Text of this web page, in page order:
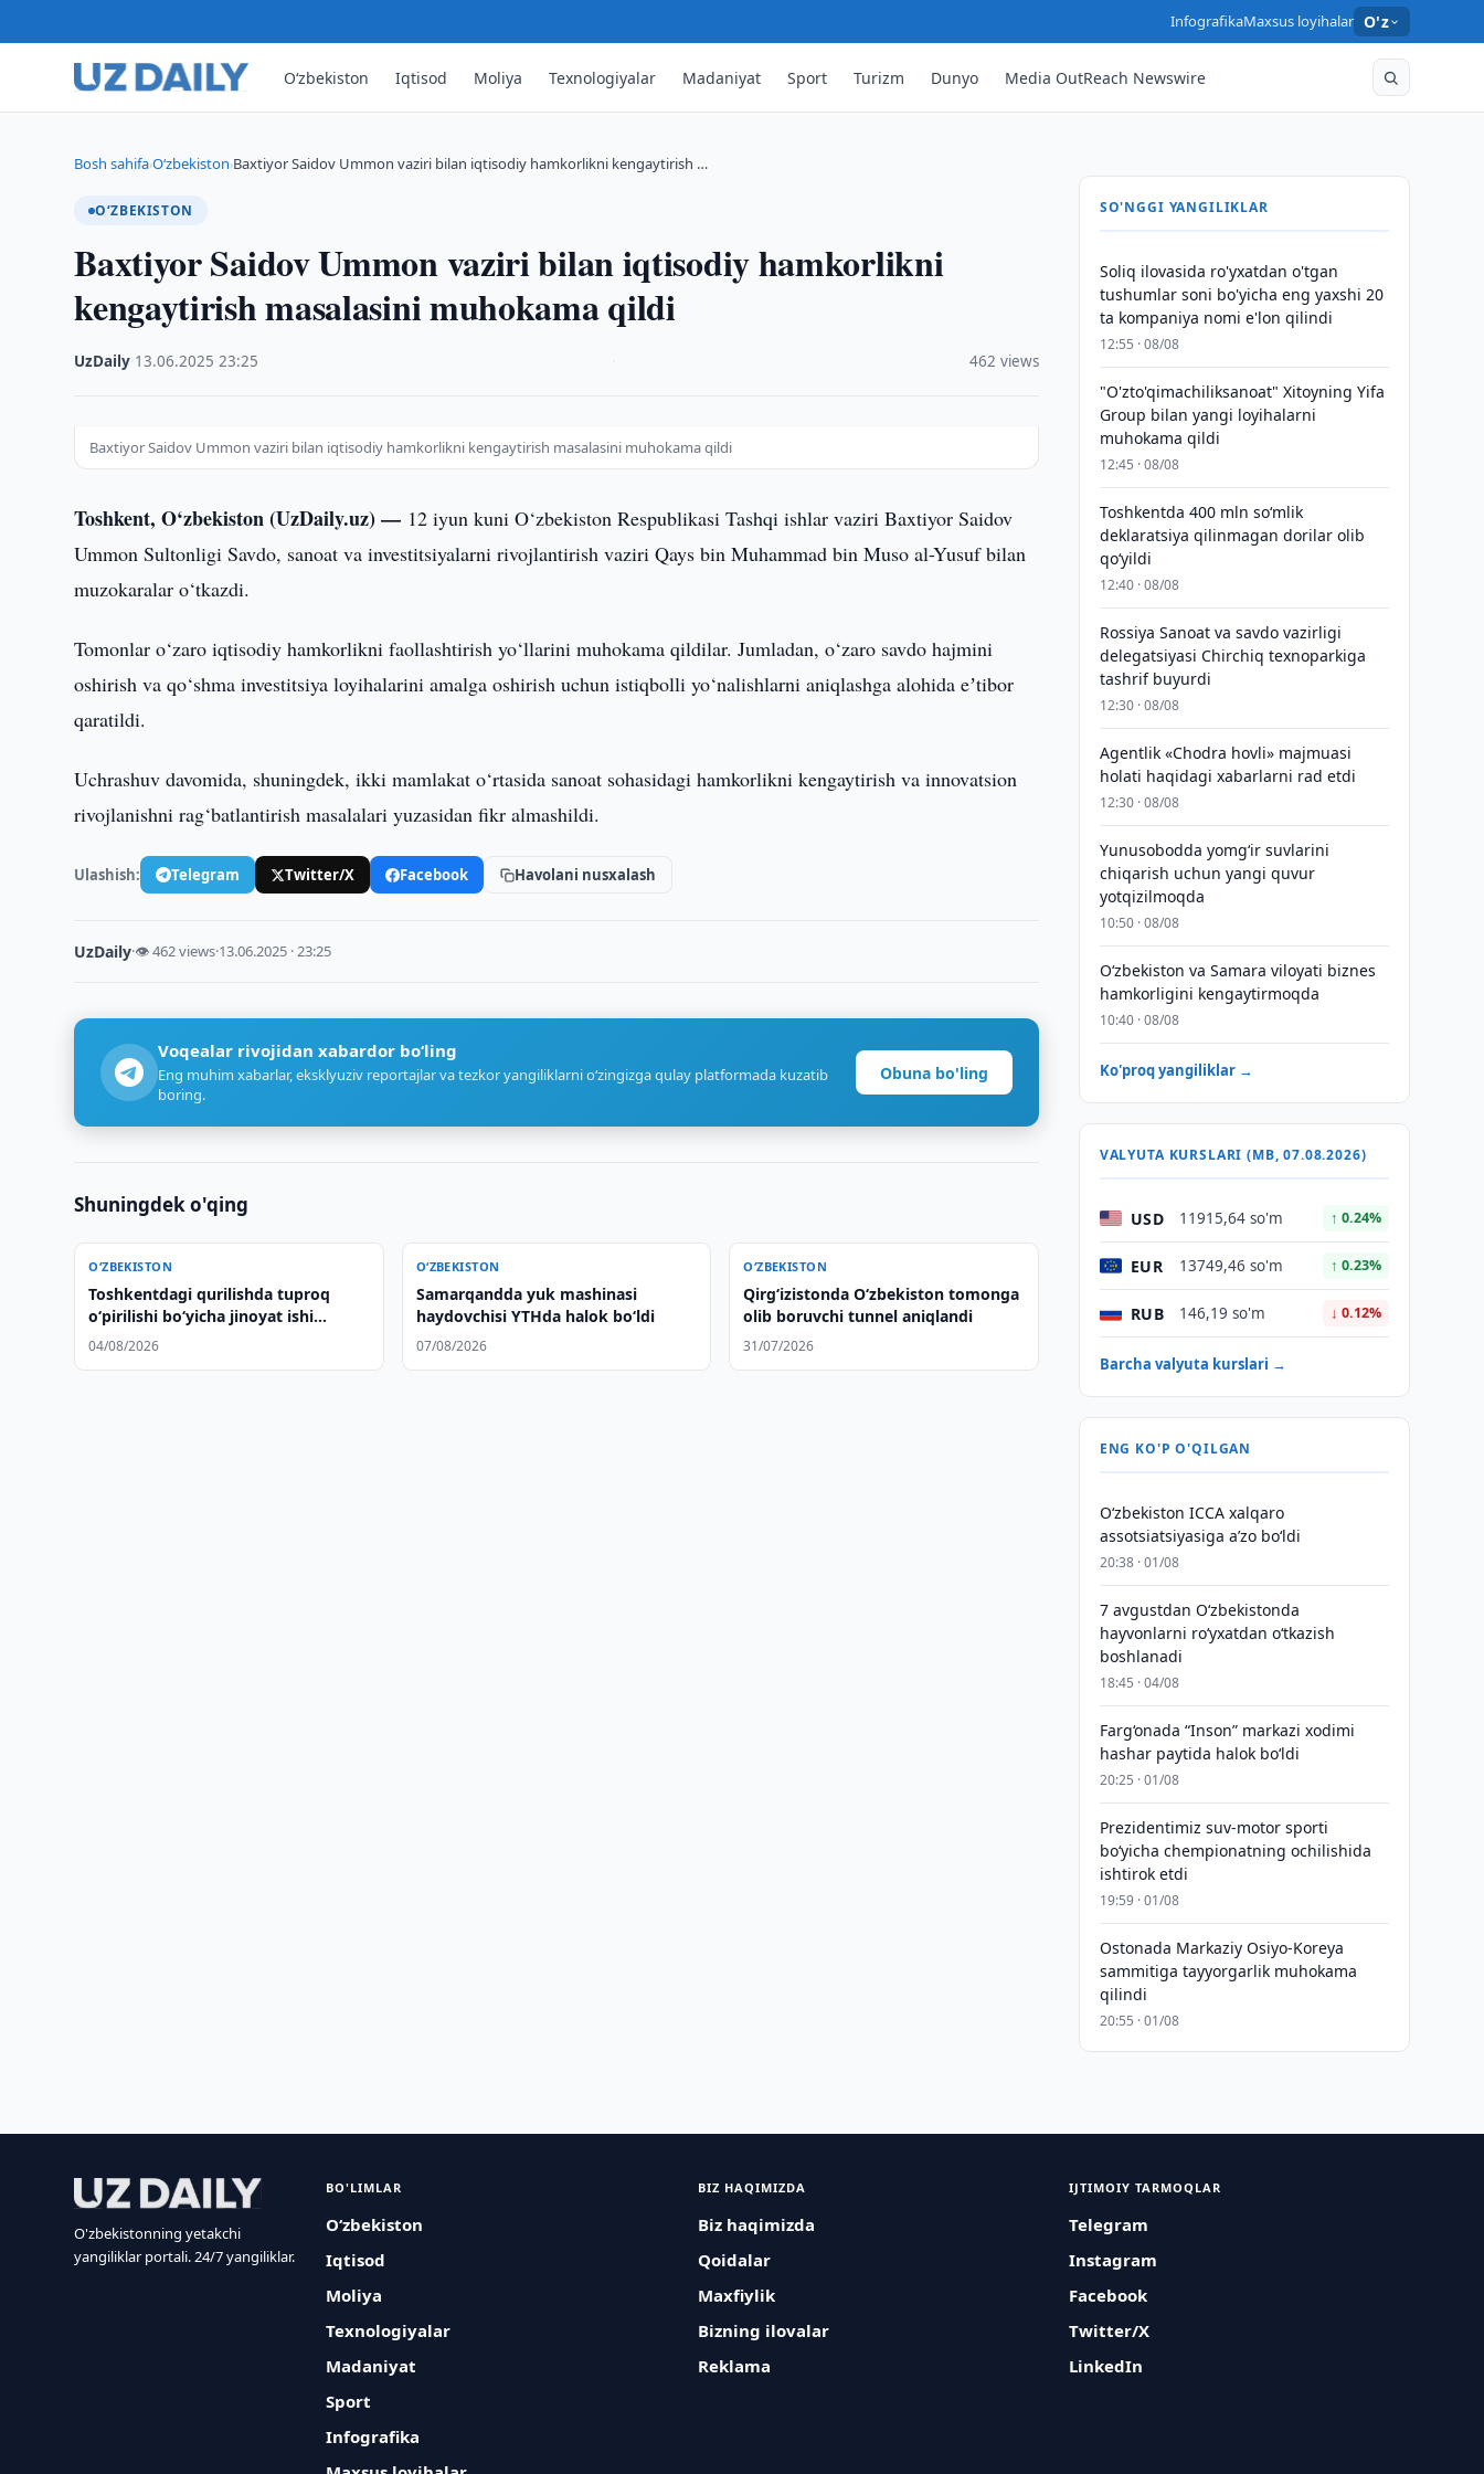
InfografikaMaxsus loyihalar O'z
O‘zbekiston Iqtisod Moliya Texnologiyalar Madaniyat Sport Turizm Dunyo Media OutReach Newswire
Bosh sahifa›O‘zbekiston›Baxtiyor Saidov Ummon vaziri bilan iqtisodiy hamkorlikni kengaytirish …
O‘ZBEKISTON
Baxtiyor Saidov Ummon vaziri bilan iqtisodiy hamkorlikni
kengaytirish masalasini muhokama qildi
UzDaily 13.06.2025 ·23:25 462 views
Baxtiyor Saidov Ummon vaziri bilan iqtisodiy hamkorlikni kengaytirish masalasini muhokama qildi
Toshkent, O‘zbekiston (UzDaily.uz) — 12 iyun kuni O‘zbekiston Respublikasi Tashqi ishlar vaziri Baxtiyor Saidov
Ummon Sultonligi Savdo, sanoat va investitsiyalarni rivojlantirish vaziri Qays bin Muhammad bin Muso al-Yusuf bilan
muzokaralar o‘tkazdi.
Tomonlar o‘zaro iqtisodiy hamkorlikni faollashtirish yo‘llarini muhokama qildilar. Jumladan, o‘zaro savdo hajmini
oshirish va qo‘shma investitsiya loyihalarini amalga oshirish uchun istiqbolli yo‘nalishlarni aniqlashga alohida eʼtibor
qaratildi.
Uchrashuv davomida, shuningdek, ikki mamlakat o‘rtasida sanoat sohasidagi hamkorlikni kengaytirish va innovatsion
rivojlanishni rag‘batlantirish masalalari yuzasidan fikr almashildi.
Ulashish: Telegram Twitter/X Facebook Havolani nusxalash
UzDaily·👁 462 views·13.06.2025 · 23:25
Voqealar rivojidan xabardor bo‘ling
Eng muhim xabarlar, eksklyuziv reportajlar va tezkor yangiliklarni o‘zingizga qulay platformada kuzatib
boring.
Obuna bo'ling
Shuningdek o'qing
O‘ZBEKISTON
Toshkentdagi qurilishda tuproq
o‘pirilishi bo‘yicha jinoyat ishi
qo‘zg‘atildi
04/08/2026
O‘ZBEKISTON
Samarqandda yuk mashinasi
haydovchisi YTHda halok bo‘ldi
07/08/2026
O‘ZBEKISTON
Qirg‘izistonda O‘zbekiston tomonga
olib boruvchi tunnel aniqlandi
31/07/2026
SO'NGGI YANGILIKLAR
Soliq ilovasida ro'yxatdan o'tgan
tushumlar soni bo'yicha eng yaxshi 20
ta kompaniya nomi e'lon qilindi
12:55 · 08/08
"O'zto'qimachiliksanoat" Xitoyning Yifa
Group bilan yangi loyihalarni
muhokama qildi
12:45 · 08/08
Toshkentda 400 mln so‘mlik
deklaratsiya qilinmagan dorilar olib
qo‘yildi
12:40 · 08/08
Rossiya Sanoat va savdo vazirligi
delegatsiyasi Chirchiq texnoparkiga
tashrif buyurdi
12:30 · 08/08
Agentlik «Chodra hovli» majmuasi
holati haqidagi xabarlarni rad etdi
12:30 · 08/08
Yunusobodda yomg‘ir suvlarini
chiqarish uchun yangi quvur
yotqizilmoqda
10:50 · 08/08
Oʻzbekiston va Samara viloyati biznes
hamkorligini kengaytirmoqda
10:40 · 08/08
Ko'proq yangiliklar →
VALYUTA KURSLARI (MB, 07.08.2026)
USD 11915,64 so'm ↑ 0.24%
EUR 13749,46 so'm ↑ 0.23%
RUB 146,19 so'm ↓ 0.12%
Barcha valyuta kurslari →
ENG KO'P O'QILGAN
O‘zbekiston ICCA xalqaro
assotsiatsiyasiga aʼzo bo‘ldi
20:38 · 01/08
7 avgustdan O‘zbekistonda
hayvonlarni ro‘yxatdan o‘tkazish
boshlanadi
18:45 · 04/08
Farg‘onada “Inson” markazi xodimi
hashar paytida halok bo‘ldi
20:25 · 01/08
Prezidentimiz suv-motor sporti
bo‘yicha chempionatning ochilishida
ishtirok etdi
19:59 · 01/08
Ostonada Markaziy Osiyo-Koreya
sammitiga tayyorgarlik muhokama
qilindi
20:55 · 01/08
O'zbekistonning yetakchi
yangiliklar portali. 24/7 yangiliklar.
BO'LIMLAR
O‘zbekiston
Iqtisod
Moliya
Texnologiyalar
Madaniyat
Sport
Infografika
BIZ HAQIMIZDA
Biz haqimizda
Qoidalar
Maxfiylik
Bizning ilovalar
Reklama
IJTIMOIY TARMOQLAR
Telegram
Instagram
Facebook
Twitter/X
LinkedIn